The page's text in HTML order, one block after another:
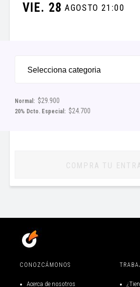
VIE. 28 AGOSTO 21:00
Selecciona categoria
Normal: $29.900
20% Dcto. Especial: $24.700
COMPRA TU
CONOZCÁMONOS
Acerca de nosotros